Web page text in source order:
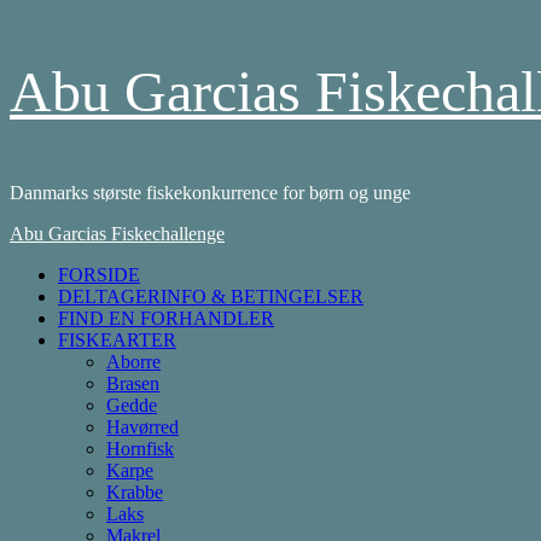
to
content
Abu Garcias
Danmarks største fiskekonkurrence for børn og unge
Primary
Abu Garcias Fiskechallenge
FORSIDE
DELTAGERINFO & BETINGELSER
FIND EN FORHANDLER
FISKEARTER
Aborre
Brasen
Gedde
Havørred
Hornfisk
Karpe
Krabbe
Laks
Makrel